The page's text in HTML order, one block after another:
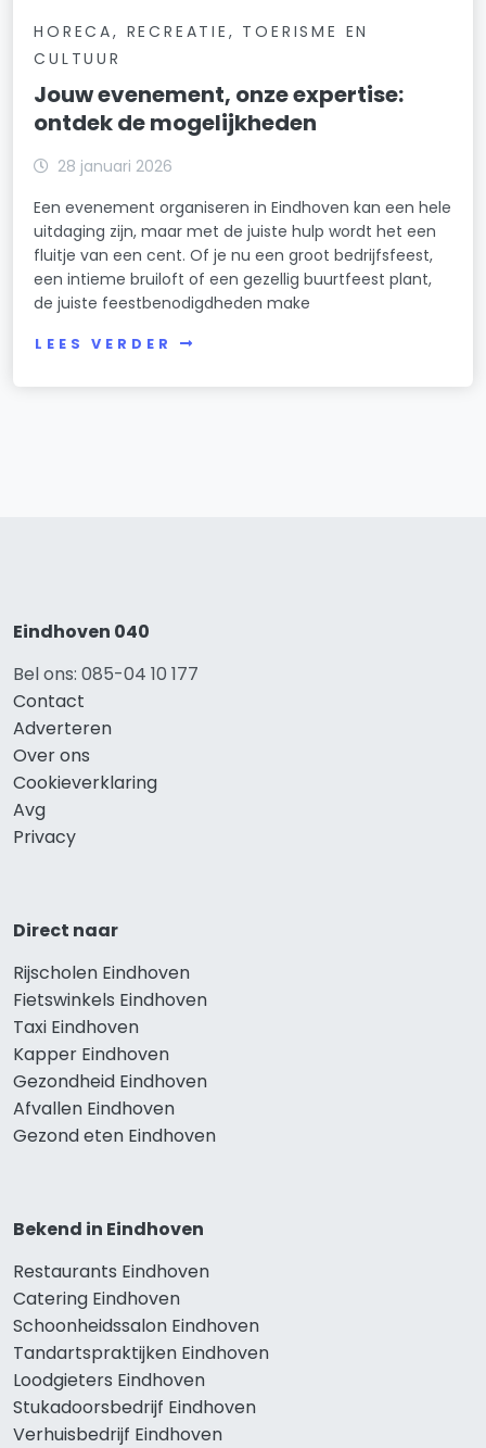
HORECA, RECREATIE, TOERISME EN
CULTUUR
Jouw evenement, onze expertise:
ontdek de mogelijkheden
28 januari 2026
Een evenement organiseren in Eindhoven kan een hele
uitdaging zijn, maar met de juiste hulp wordt het een
fluitje van een cent. Of je nu een groot bedrijfsfeest,
een intieme bruiloft of een gezellig buurtfeest plant,
de juiste feestbenodigdheden make
LEES VERDER
Eindhoven 040
Bel ons: 085-04 10 177
Contact
Adverteren
Over ons
Cookieverklaring
Avg
Privacy
Direct naar
Rijscholen Eindhoven
Fietswinkels Eindhoven
Taxi Eindhoven
Kapper Eindhoven
Gezondheid Eindhoven
Afvallen Eindhoven
Gezond eten Eindhoven
Bekend in Eindhoven
Restaurants Eindhoven
Catering Eindhoven
Schoonheidssalon Eindhoven
Tandartspraktijken Eindhoven
Loodgieters Eindhoven
Stukadoorsbedrijf Eindhoven
Verhuisbedrijf Eindhoven